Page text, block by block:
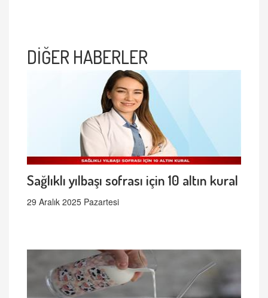
DİĞER HABERLER
Sağlıklı yılbaşı sofrası için 10 altın kural
29 Aralık 2025 Pazartesi